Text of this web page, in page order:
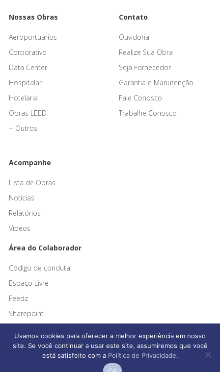
Nossas Obras
Aeroportuários
Corporativo
Data Center
Hospitalar
Hotelaria
Obras LEED
+ Outros
Contato
Ouvidoria
Realize Sua Obra
Seja Fornecedor
Garantia e Manutenção
Fale Conosco
Trabalhe Conosco
Acompanhe
Lista de Obras
Notícias
Relatórios
Vídeos
Área do Colaborador
Código de conduta
Espaço Livre
Feedz
Sharepoint
Afonso França Engenharia © 2026 Todos os direitos reservados
Usamos cookies para oferecer a melhor experiência em nosso
site. Se você continuar a usar este site, assumiremos que você
está satisfeito com a Política de Privacidade.
Ok